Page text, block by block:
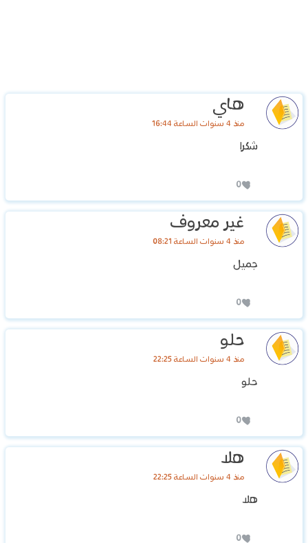
هاي
منذ 4 سنوات الساعة 16:44
شكرا
0
غير معروف
منذ 4 سنوات الساعة 08:21
جميل
0
حلو
منذ 4 سنوات الساعة 22:25
حلو
0
هلا
منذ 4 سنوات الساعة 22:25
هلا
0